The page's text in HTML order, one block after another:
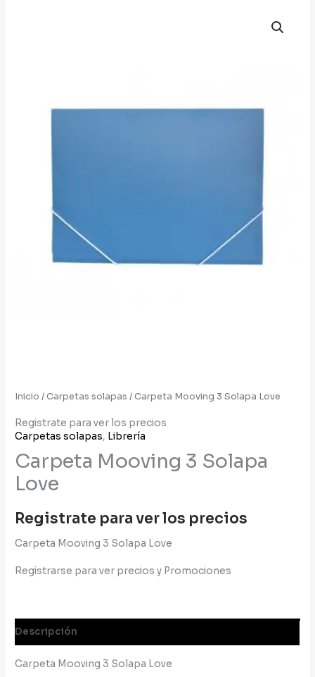
Inicio / Carpetas solapas / Carpeta Mooving 3 Solapa Love
Registrate para ver los precios
Carpetas solapas, Librería
Carpeta Mooving 3 Solapa
Love
Registrate para ver los precios
Carpeta Mooving 3 Solapa Love
Registrarse para ver precios y Promociones
Descripción
Carpeta Mooving 3 Solapa Love